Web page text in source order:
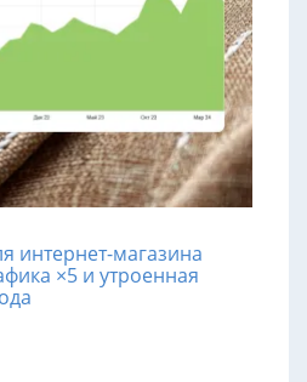
интернет-магазина
×5 и утроенная